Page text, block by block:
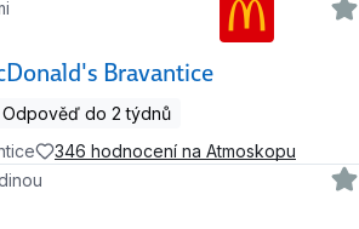
Bravantice
Odpověď do 2 týdnů
346 hodnocení na Atmoskopu